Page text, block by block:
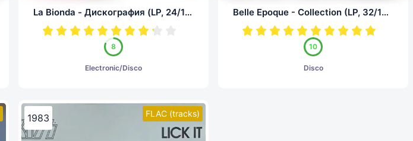
La Bionda - Дискография (LP, 24/192.0)
8
Electronic/Disco
Belle Epoque - Collection (LP, 32/192.0)
10
Disco
FLAC (tracks)
1983